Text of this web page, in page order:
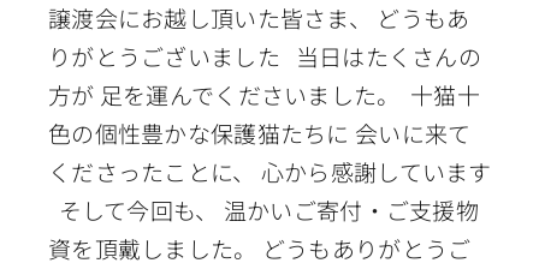
譲渡会にお越し頂いた皆さま、 どうもあ
りがとうございました 当日はたくさんの
方が 足を運んでくださいました。 十猫十
色の個性豊かな保護猫たちに 会いに来て
くださったことに、 心から感謝しています
そして今回も、 温かいご寄付・ご支援物
資を頂戴しました。 どうもありがとうご